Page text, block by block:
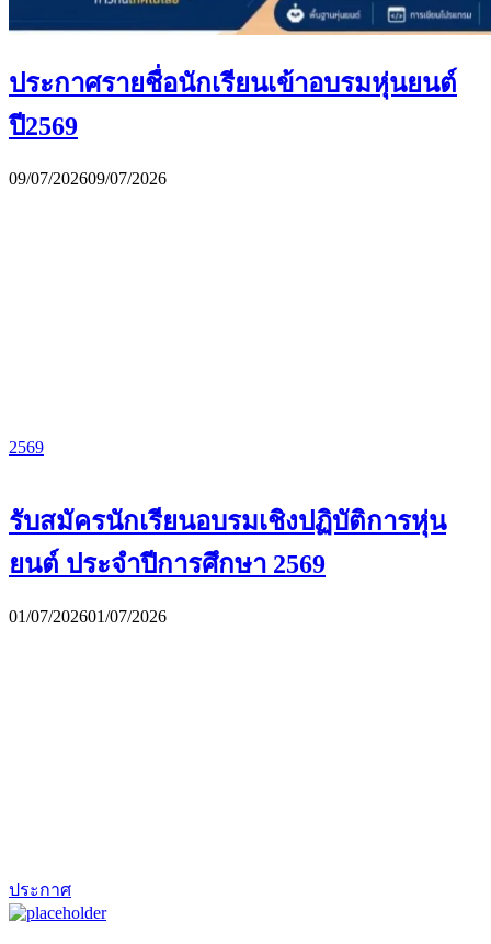
ประกาศรายชื่อนักเรียนเข้าอบรมหุ่นยนต์
ปี2569
09/07/202609/07/2026
2569
รับสมัครนักเรียนอบรมเชิงปฏิบัติการหุ่น
ยนต์ ประจำปีการศึกษา 2569
01/07/202601/07/2026
ประกาศ